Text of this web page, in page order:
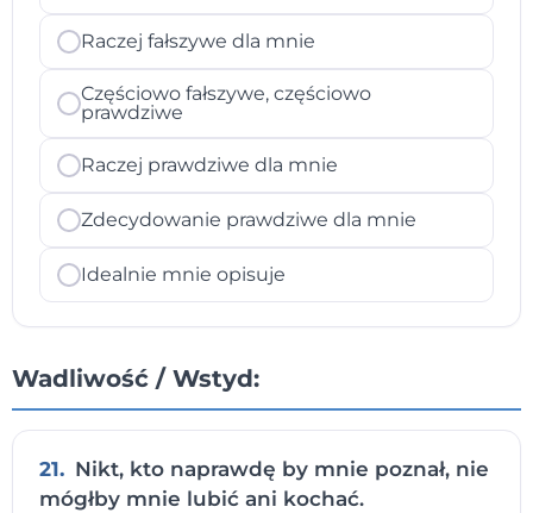
Raczej fałszywe dla mnie
Częściowo fałszywe, częściowo
prawdziwe
Raczej prawdziwe dla mnie
Zdecydowanie prawdziwe dla mnie
Idealnie mnie opisuje
Wadliwość / Wstyd:
21. Nikt, kto naprawdę by mnie poznał, nie
mógłby mnie lubić ani kochać.